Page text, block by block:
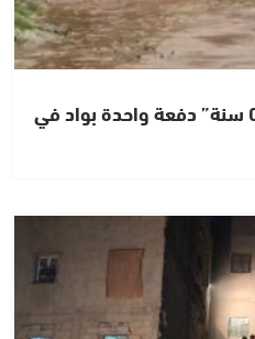
تازة : غرق شقيقين “06 و08 سنة” دفعة واحدة بواد في